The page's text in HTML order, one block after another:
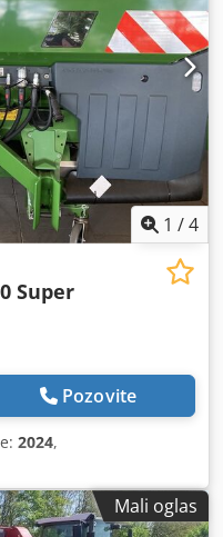
1 /4
Super
Pozovite
2024,
Mali oglas